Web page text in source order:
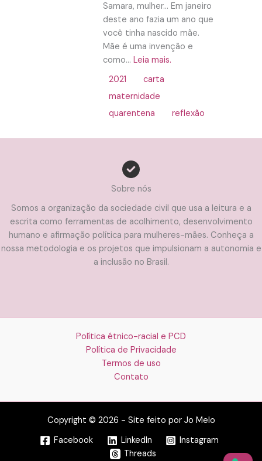
Samara, mulher… Em janeiro
deste ano fazia um ano que
você tinha nascido mãe.
Mãe é uma invenção e
como... Leia mais.
2021
carta
maternidade
quarentena
reflexão
Sobre nós
Somos a organização da sociedade civil que usa a leitura e a
escrita como ferramentas de acolhimento, desenvolvimento
humano e afirmação política para mulheres-mães. Conheça a
nossa metodologia e os projetos que impulsionam a autonomia e
a inclusão no Brasil.
Política étnico-racial e PCD
Política de Privacidade
Termos de uso
Contato
Copyright © 2026 - Site feito por Jo Melo
Facebook
LinkedIn
Instagram
Threads